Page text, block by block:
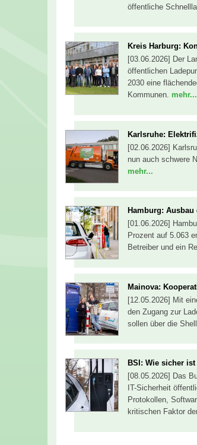
öffentliche
Kreis Harburg:
[03.06.2026] Der
öffentlichen
2030 eine
Kommunen. mehr...
Karlsruhe:
[02.06.2026]
nun auch schwere
mehr...
Hamburg:
[01.06.2026]
Prozent auf 5.063
Betreiber und ein
Mainova:
[12.05.2026] Mit
den Zugang zur
sollen über die
BSI: Wie sicher
[08.05.2026] Das
IT-Sicherheit
Protokollen,
kritischen Faktor